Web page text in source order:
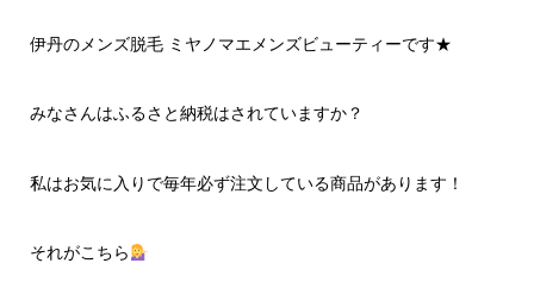
伊丹のメンズ脱毛 ミヤノマエメンズビューティーです★
みなさんはふるさと納税はされていますか？
私はお気に入りで毎年必ず注文している商品があります！
それがこちら